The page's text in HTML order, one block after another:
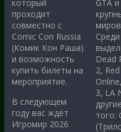
который
проходит
совместно с
Comic Con Russia
(Комик Кон Раша)
и возможность
купить билеты на
мероприятие.
В следующем
году вас ждёт
Игромир 2026
GTA
Dead
2,
3, LA
того: